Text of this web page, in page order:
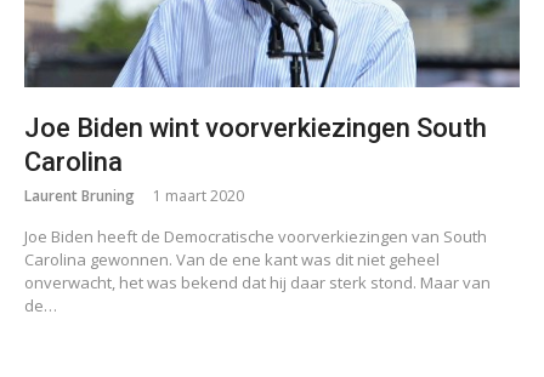
Joe Biden wint voorverkiezingen South
Carolina
Laurent Bruning 1 maart 2020
Joe Biden heeft de Democratische voorverkiezingen van South
Carolina gewonnen. Van de ene kant was dit niet geheel
onverwacht, het was bekend dat hij daar sterk stond. Maar van
de…